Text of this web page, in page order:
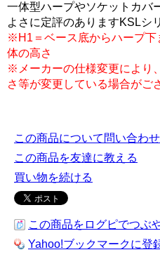
一体型ハープやソケットカバ
よさに定評のありますKSLシ
※H1＝ベース底からハープ
体の高さ
※メーカーの仕様変更により
さ等が変更している場合がご
この商品について問い合わ
この商品を友達に教える
買い物を続ける
この商品をログピでつぶ
Yahoo!ブックマークに登